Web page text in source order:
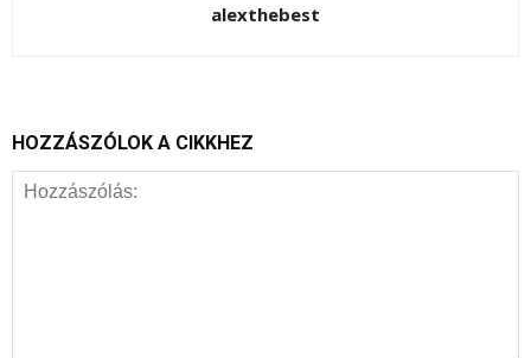
alexthebest
HOZZÁSZÓLOK A CIKKHEZ